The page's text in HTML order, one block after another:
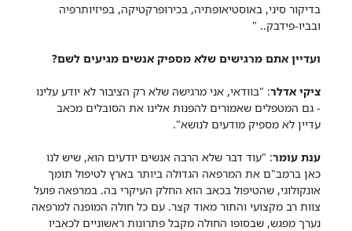
בדיקור סיני, באוסטיאופתיה, בכירופרקטיקה, בפיזיותרפיה
ובביו-פידבק.. "
ועדיין אתם מרגישים שלא מספיק אנשים מגיעים לשם?
ציקי אדלר: "בוודאי, אני מרגישה שלא רק הציבור לא יודע עלינו
- גם המטפלים שאמורים להפנות אלינו את הסובלים מכאב
עדיין לא מספיק מודעים לנושא".
ענת עומר: "עוד דבר שלא הרבה אנשים יודעים הוא, שיש לנו
כאן ברמב"ם את המרפאה הגדולה ביותר בארץ לטיפול תומך
אונקולוגי, שהטיפול בכאב הוא החלק העיקרי בה. במרפאה פועל
צוות רב מקצועי והתור מאוד קצר. עם כל חולה המופנה למרפאה
נערך מפגש, שבסופו החולה מקבל פתרונות ראשוניים לכאביו